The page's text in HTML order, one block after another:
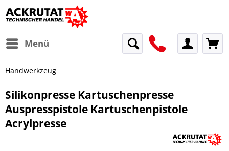
Menü
Handwerkzeug
Silikonpresse Kartuschenpresse
Auspresspistole Kartuschenpistole
Acrylpresse